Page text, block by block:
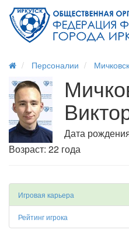
Персоналии
Дата
Возраст: 22 года
Игровая карьера
Рейтинг игрока